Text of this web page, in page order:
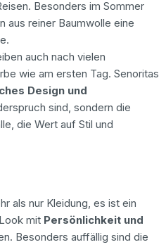
Besonders im Sommer
aus reiner Baumwolle eine
auch nach vielen
wie am ersten Tag. Senoritas
Design und
sind, sondern die
die Wert auf Stil und
als nur Kleidung, es ist ein
mit Persönlichkeit und
Besonders auffällig sind die